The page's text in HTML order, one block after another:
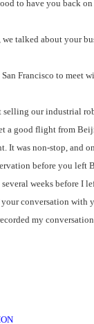
to have you back
talked about your
Francisco to meet
our industrial
a good flight from
It was non-stop, and
before you left
weeks before I
conversation with
my